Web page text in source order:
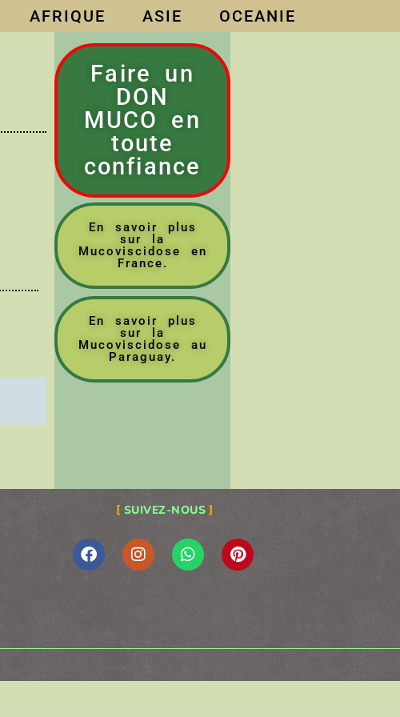
AFRIQUE ASIE OCEANIE
Faire un
DON
MUCO en
toute
confiance
En savoir plus
sur la
Mucoviscidose en
France.
En savoir plus
sur la
Mucoviscidose au
Paraguay.
SUIVEZ-NOUS